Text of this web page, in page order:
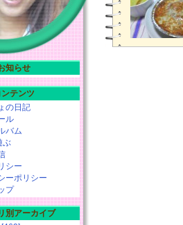
知らせ
ンテンツ
の日記
ル
バム
ぶ
シー
ーポリシー
プ
別アーカイブ